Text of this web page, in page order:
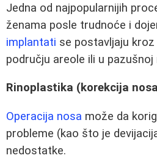
Jedna od najpopularnijih
ženama posle trudnoće i
implantati se postavljaju
području areole ili u pazušnoj
Rinoplastika (korekcija
Operacija nosa može da
probleme (kao što je
nedostatke.